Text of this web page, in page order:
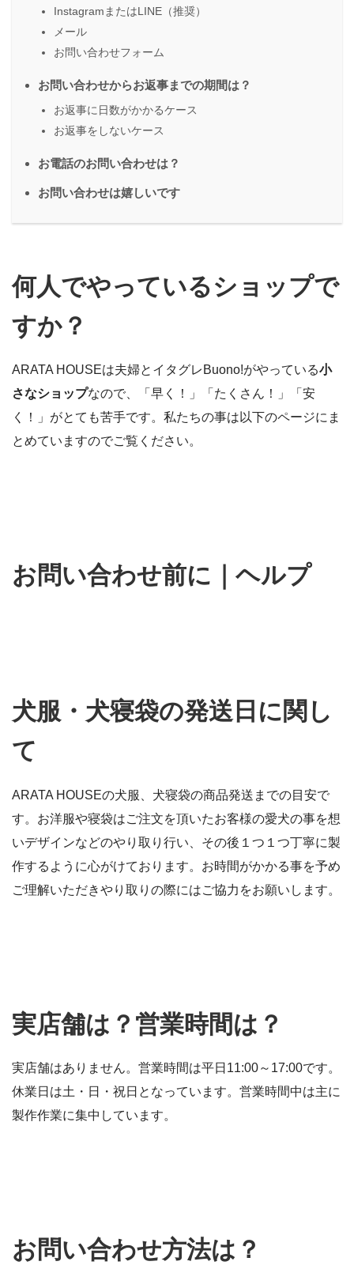
InstagramまたはLINE（推奨）
メール
お問い合わせフォーム
お問い合わせからお返事までの期間は？
お返事に日数がかかるケース
お返事をしないケース
お電話のお問い合わせは？
お問い合わせは嬉しいです
何人でやっているショップで
すか？
ARATA HOUSEは夫婦とイタグレBuono!がやっている小
さなショップなので、「早く！」「たくさん！」「安
く！」がとても苦手です。私たちの事は以下のページにま
とめていますのでご覧ください。
お問い合わせ前に｜ヘルプ
犬服・犬寝袋の発送日に関し
て
ARATA HOUSEの犬服、犬寝袋の商品発送までの目安で
す。お洋服や寝袋はご注文を頂いたお客様の愛犬の事を想
いデザインなどのやり取り行い、その後１つ１つ丁寧に製
作するように心がけております。お時間がかかる事を予め
ご理解いただきやり取りの際にはご協力をお願いします。
実店舗は？営業時間は？
実店舗はありません。営業時間は平日11:00～17:00です。
休業日は土・日・祝日となっています。営業時間中は主に
製作作業に集中しています。
お問い合わせ方法は？